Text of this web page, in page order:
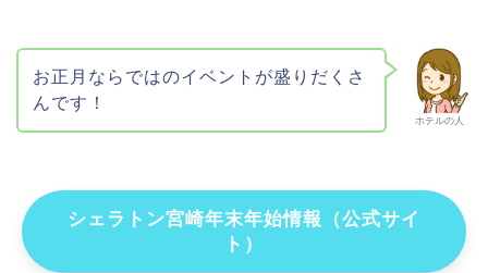
ホテルの人
お正月ならではのイベントが盛りだくさ
んです！
シェラトン宮崎年末年始情報（公式サイ
ト）